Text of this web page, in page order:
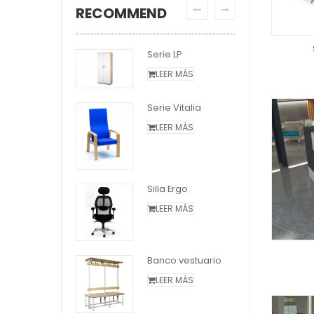
RECOMMEND
Serie LP
LEER MÁS
Serie Vitalia
LEER MÁS
Silla Ergo
LEER MÁS
Banco vestuario
LEER MÁS